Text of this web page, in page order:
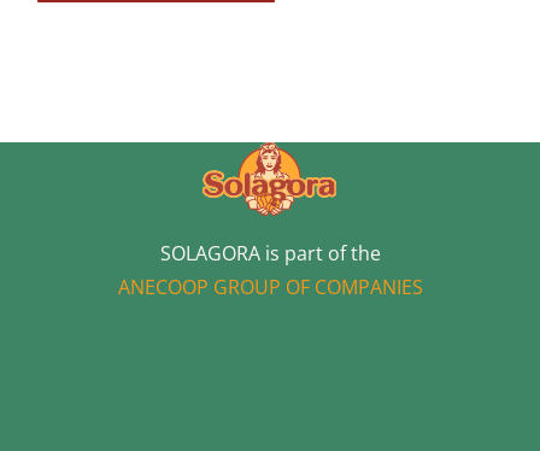
SOLAGORA is part of the
ANECOOP GROUP OF COMPANIES